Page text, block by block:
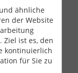
ähnliche
der Website
Ziel ist es, den
kontinuierlich
für Sie zu